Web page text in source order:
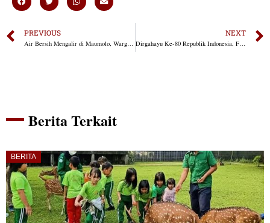
PREVIOUS NEXT
Dirgahayu Ke-80 Republik Indonesia, Fransiscus Go Ajak Bangsa Jaga Persatuan
Berita Terkait
BERITA